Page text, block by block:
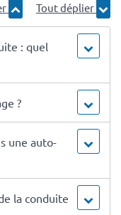
Tout déplier
: quel
?
une auto-
la conduite